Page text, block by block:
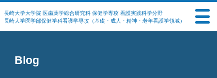
長崎大学大学院 医歯薬学総合研究科 保健学専攻 看護実践科学分野
長崎大学医学部保健学科看護学専攻（基礎・成人・精神・老年看護学領域）
Blog